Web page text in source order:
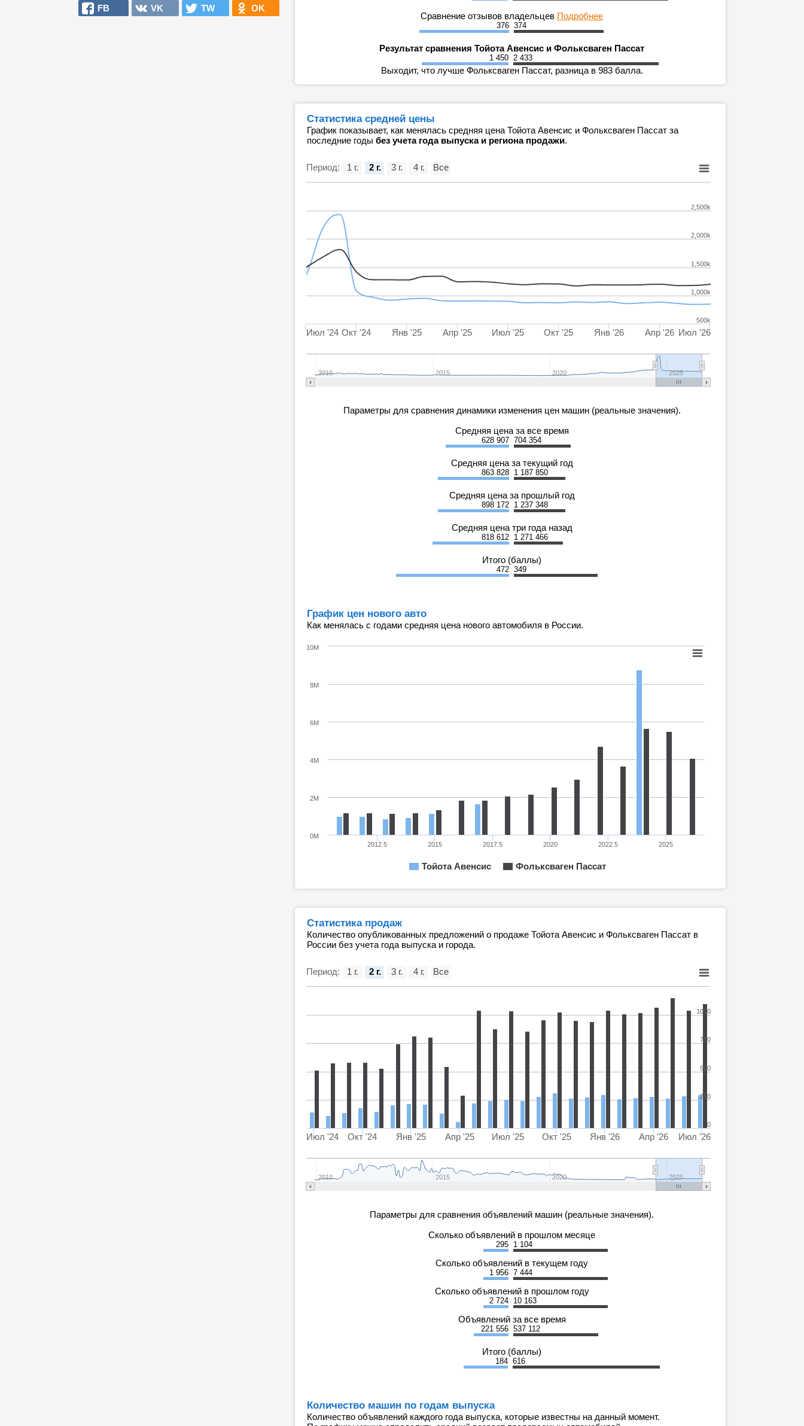
FB VK TW OK
Сравнение отзывов владельцев Подробнее
376 374
Результат сравнения Тойота Авенсис и Фольксваген Пассат
1 450 2 433
Выходит, что лучше Фольксваген Пассат, разница в 983 балла.
Статистика средней цены
График показывает, как менялась средняя цена Тойота Авенсис и Фольксваген Пассат за
последние годы без учета года выпуска и региона продажи.
Период:
Июл '24 Окт '24 Янв '25 Апр '25 Июл '25 Окт '25 Янв '26 Апр '26 Июл '26
2010 2015 2020 2025
1,000k
1,500k
2,000k
2,500k
500k
1 г. 2 г. 3 г. 4 г. Все
Параметры для сравнения динамики изменения цен машин (реальные значения).
Средняя цена за все время
628 907 704 354
Средняя цена за текущий год
863 828 1 187 850
Средняя цена за прошлый год
898 172 1 237 348
Средняя цена три года назад
818 612 1 271 466
Итого (баллы)
472 349
График цен нового авто
Как менялась с годами средняя цена нового автомобиля в России.
Тойота Авенсис Фольксваген Пассат
2012.5 2015 2017.5 2020 2022.5 2025
0M
2M
4M
6M
8M
10M
Статистика продаж
Количество опубликованных предложений о продаже Тойота Авенсис и Фольксваген Пассат в
России без учета года выпуска и города.
Период:
Июл '24 Окт '24 Янв '25 Апр '25 Июл '25 Окт '25 Янв '26 Апр '26 Июл '26
2010 2015 2020 2025
0
250
500
750
1000
1 г. 2 г. 3 г. 4 г. Все
Параметры для сравнения объявлений машин (реальные значения).
Сколько объявлений в прошлом месяце
295 1 104
Сколько объявлений в текущем году
1 956 7 444
Сколько объявлений в прошлом году
2 724 10 163
Объявлений за все время
221 556 537 112
Итого (баллы)
184 616
Количество машин по годам выпуска
Количество объявлений каждого года выпуска, которые известны на данный момент.